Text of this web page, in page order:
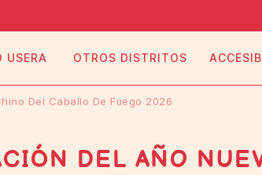
USERA OTROS DISTRITOS
Del Caballo De Fuego 2026
DEL AÑO